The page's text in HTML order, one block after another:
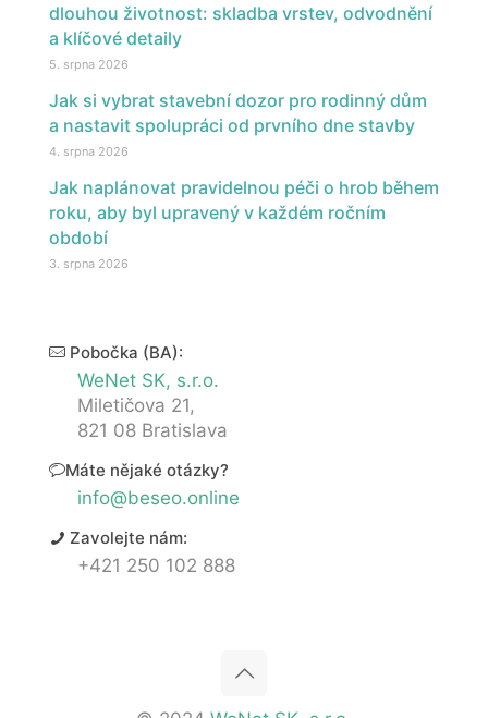
dlouhou životnost: skladba vrstev, odvodnění
a klíčové detaily
5. srpna 2026
Jak si vybrat stavební dozor pro rodinný dům
a nastavit spolupráci od prvního dne stavby
4. srpna 2026
Jak naplánovat pravidelnou péči o hrob během
roku, aby byl upravený v každém ročním
období
3. srpna 2026
Pobočka (BA):
WeNet SK, s.r.o.
Miletičova 21,
821 08 Bratislava
Máte nějaké otázky?
info@beseo.online
Zavolejte nám:
+421 250 102 888